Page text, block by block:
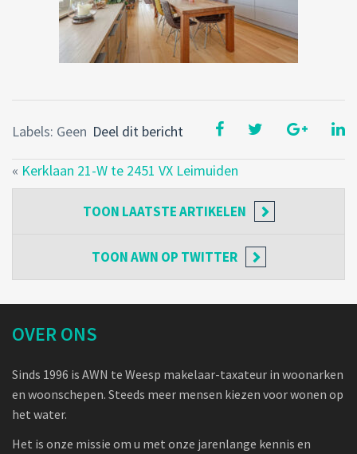
Deel dit bericht
Labels: Geen
« Kerklaan 21-W te 2451 VX Leimuiden
TOON LAATSTE ARTIKELEN
TOONAWN OP TWITTER
OVER ONS
Sinds 1996 is AWN te Weesp makelaar-taxateur in woonarken
en woonschepen. Steeds meer mensen kiezen voor wonen op
het water.
Het is onze missie om u met onze jarenlange kennis en